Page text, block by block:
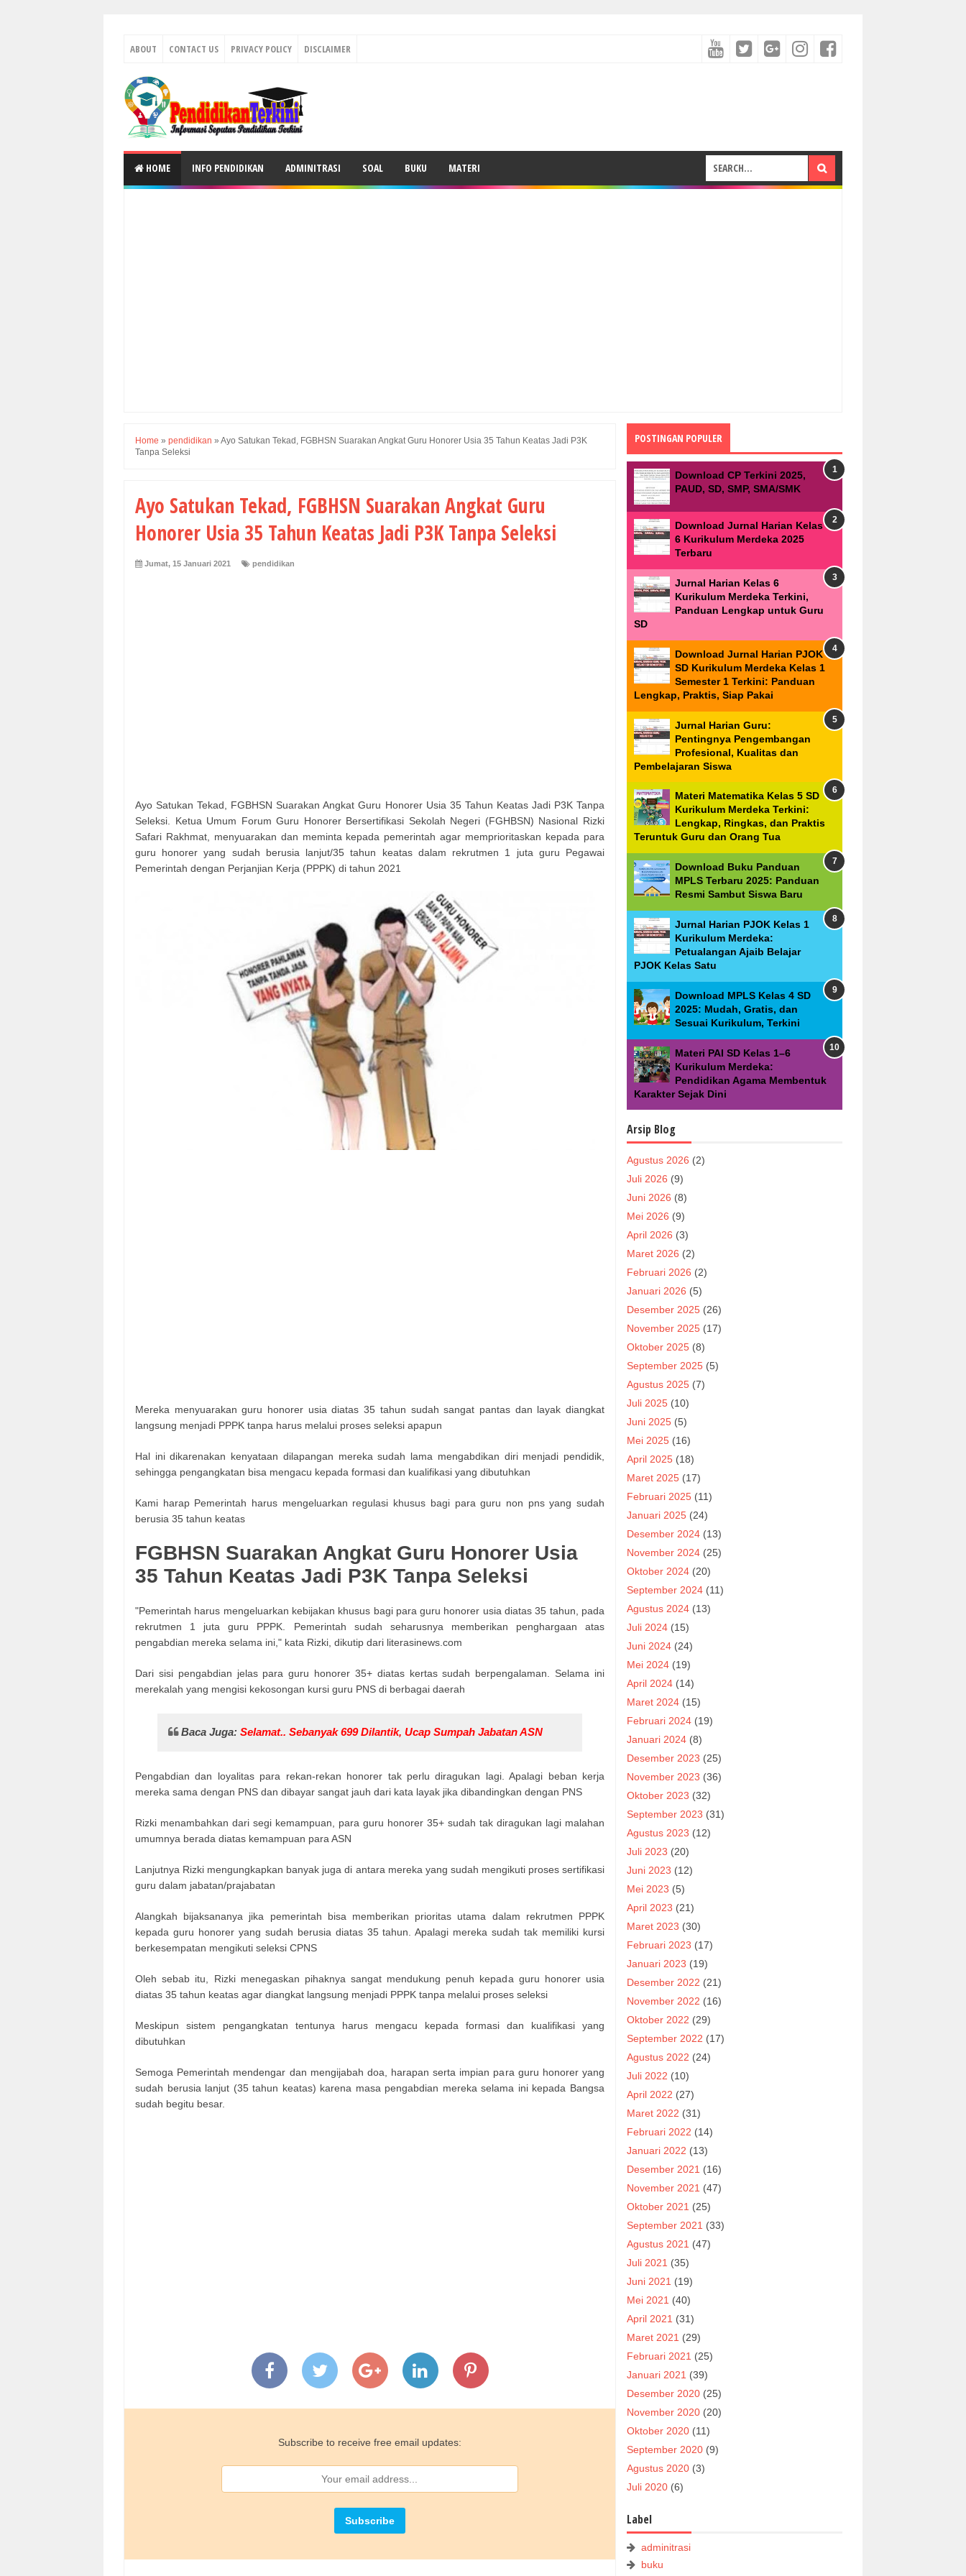
ABOUT CONTACT US PRIVACY POLICY DISCLAIMER
HOME INFO PENDIDIKAN ADMINITRASI SOAL BUKU MATERI
Home » pendidikan » Ayo Satukan Tekad, FGBHSN Suarakan Angkat Guru Honorer Usia 35 Tahun Keatas Jadi P3K
Tanpa Seleksi
Ayo Satukan Tekad, FGBHSN Suarakan Angkat Guru
Honorer Usia 35 Tahun Keatas Jadi P3K Tanpa Seleksi
Jumat, 15 Januari 2021 pendidikan
Ayo Satukan Tekad, FGBHSN Suarakan Angkat Guru Honorer Usia 35 Tahun Keatas Jadi P3K Tanpa
Seleksi. Ketua Umum Forum Guru Honorer Bersertifikasi Sekolah Negeri (FGHBSN) Nasional Rizki
Safari Rakhmat, menyuarakan dan meminta kepada pemerintah agar memprioritaskan kepada para
guru honorer yang sudah berusia lanjut/35 tahun keatas dalam rekrutmen 1 juta guru Pegawai
Pemerintah dengan Perjanjian Kerja (PPPK) di tahun 2021
Mereka menyuarakan guru honorer usia diatas 35 tahun sudah sangat pantas dan layak diangkat
langsung menjadi PPPK tanpa harus melalui proses seleksi apapun
Hal ini dikarenakan kenyataan dilapangan mereka sudah lama mengabdikan diri menjadi pendidik,
sehingga pengangkatan bisa mengacu kepada formasi dan kualifikasi yang dibutuhkan
Kami harap Pemerintah harus mengeluarkan regulasi khusus bagi para guru non pns yang sudah
berusia 35 tahun keatas
FGBHSN Suarakan Angkat Guru Honorer Usia
35 Tahun Keatas Jadi P3K Tanpa Seleksi
"Pemerintah harus mengeluarkan kebijakan khusus bagi para guru honorer usia diatas 35 tahun, pada
rekrutmen 1 juta guru PPPK. Pemerintah sudah seharusnya memberikan penghargaan atas
pengabdian mereka selama ini," kata Rizki, dikutip dari literasinews.com
Dari sisi pengabdian jelas para guru honorer 35+ diatas kertas sudah berpengalaman. Selama ini
merekalah yang mengisi kekosongan kursi guru PNS di berbagai daerah
Baca Juga:Selamat.. Sebanyak 699 Dilantik, Ucap Sumpah Jabatan ASN
Pengabdian dan loyalitas para rekan-rekan honorer tak perlu diragukan lagi. Apalagi beban kerja
mereka sama dengan PNS dan dibayar sangat jauh dari kata layak jika dibandingkan dengan PNS
Rizki menambahkan dari segi kemampuan, para guru honorer 35+ sudah tak diragukan lagi malahan
umumnya berada diatas kemampuan para ASN
Lanjutnya Rizki mengungkapkan banyak juga di antara mereka yang sudah mengikuti proses sertifikasi
guru dalam jabatan/prajabatan
Alangkah bijaksananya jika pemerintah bisa memberikan prioritas utama dalam rekrutmen PPPK
kepada guru honorer yang sudah berusia diatas 35 tahun. Apalagi mereka sudah tak memiliki kursi
berkesempatan mengikuti seleksi CPNS
Oleh sebab itu, Rizki menegaskan pihaknya sangat mendukung penuh kepada guru honorer usia
diatas 35 tahun keatas agar diangkat langsung menjadi PPPK tanpa melalui proses seleksi
Meskipun sistem pengangkatan tentunya harus mengacu kepada formasi dan kualifikasi yang
dibutuhkan
Semoga Pemerintah mendengar dan mengijabah doa, harapan serta impian para guru honorer yang
sudah berusia lanjut (35 tahun keatas) karena masa pengabdian mereka selama ini kepada Bangsa
sudah begitu besar.
Subscribe to receive free email updates:
POSTINGAN POPULER
Download CP Terkini 2025,
PAUD, SD, SMP, SMA/SMK
Download Jurnal Harian Kelas
6 Kurikulum Merdeka 2025
Terbaru
Jurnal Harian Kelas 6
Kurikulum Merdeka Terkini,
Panduan Lengkap untuk Guru
SD
Download Jurnal Harian PJOK
SD Kurikulum Merdeka Kelas 1
Semester 1 Terkini: Panduan
Lengkap, Praktis, Siap Pakai
Jurnal Harian Guru:
Pentingnya Pengembangan
Profesional, Kualitas dan
Pembelajaran Siswa
Materi Matematika Kelas 5 SD
Kurikulum Merdeka Terkini:
Lengkap, Ringkas, dan Praktis
Teruntuk Guru dan Orang Tua
Download Buku Panduan
MPLS Terbaru 2025: Panduan
Resmi Sambut Siswa Baru
Jurnal Harian PJOK Kelas 1
Kurikulum Merdeka:
Petualangan Ajaib Belajar
PJOK Kelas Satu
Download MPLS Kelas 4 SD
2025: Mudah, Gratis, dan
Sesuai Kurikulum, Terkini
Materi PAI SD Kelas 1–6
Kurikulum Merdeka:
Pendidikan Agama Membentuk
Karakter Sejak Dini
Arsip Blog
Agustus 2026 (2)
Juli 2026 (9)
Juni 2026 (8)
Mei 2026 (9)
April 2026 (3)
Maret 2026 (2)
Februari 2026 (2)
Januari 2026 (5)
Desember 2025 (26)
November 2025 (17)
Oktober 2025 (8)
September 2025 (5)
Agustus 2025 (7)
Juli 2025 (10)
Juni 2025 (5)
Mei 2025 (16)
April 2025 (18)
Maret 2025 (17)
Februari 2025 (11)
Januari 2025 (24)
Desember 2024 (13)
November 2024 (25)
Oktober 2024 (20)
September 2024 (11)
Agustus 2024 (13)
Juli 2024 (15)
Juni 2024 (24)
Mei 2024 (19)
April 2024 (14)
Maret 2024 (15)
Februari 2024 (19)
Januari 2024 (8)
Desember 2023 (25)
November 2023 (36)
Oktober 2023 (32)
September 2023 (31)
Agustus 2023 (12)
Juli 2023 (20)
Juni 2023 (12)
Mei 2023 (5)
April 2023 (21)
Maret 2023 (30)
Februari 2023 (17)
Januari 2023 (19)
Desember 2022 (21)
November 2022 (16)
Oktober 2022 (29)
September 2022 (17)
Agustus 2022 (24)
Juli 2022 (10)
April 2022 (27)
Maret 2022 (31)
Februari 2022 (14)
Januari 2022 (13)
Desember 2021 (16)
November 2021 (47)
Oktober 2021 (25)
September 2021 (33)
Agustus 2021 (47)
Juli 2021 (35)
Juni 2021 (19)
Mei 2021 (40)
April 2021 (31)
Maret 2021 (29)
Februari 2021 (25)
Januari 2021 (39)
Desember 2020 (25)
November 2020 (20)
Oktober 2020 (11)
September 2020 (9)
Agustus 2020 (3)
Juli 2020 (6)
Label
adminitrasi
buku